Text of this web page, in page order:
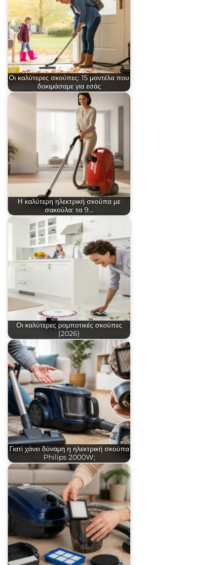
Οι καλύτερες σκούπες: 15 μοντέλα που
δοκιμάσαμε για εσάς
Η καλύτερη ηλεκτρική σκούπα με
σακούλα: τα 9…
Οι καλύτερες ρομποτικές σκούπες
(2026)
Γιατί χάνει δύναμη η ηλεκτρική σκούπα
Philips 2000W;